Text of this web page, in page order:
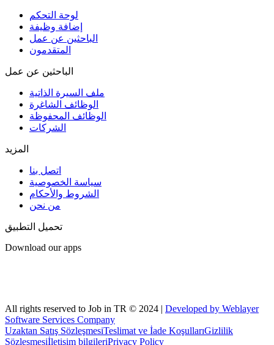
لوحة التحكم
إضافة وظيفة
الباحثين عن عمل
المتقدمون
الباحثين عن عمل
ملف السيرة الذاتية
الوظائف الشاغرة
الوظائف المحفوظة
الشركات
المزيد
اتصل بنا
سياسة الخصوصية
الشروط والأحكام
من نحن
تحميل التطبيق
Download our apps
All rights reserved to Job in TR © 2024 | Developed by Weblayer
Software Services Company
Uzaktan Satış SözleşmesiTeslimat ve İade KoşullarıGizlilik
Sözleşmesiİletişim bilgileriPrivacy Policy